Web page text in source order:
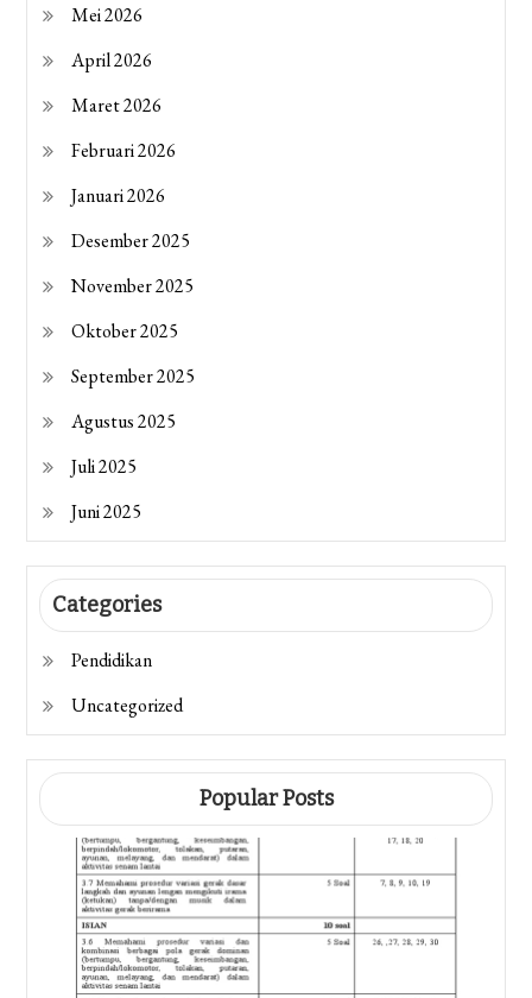
Mei 2026
April 2026
Maret 2026
Februari 2026
Januari 2026
Desember 2025
November 2025
Oktober 2025
September 2025
Agustus 2025
Juli 2025
Juni 2025
Categories
Pendidikan
Uncategorized
Popular Posts